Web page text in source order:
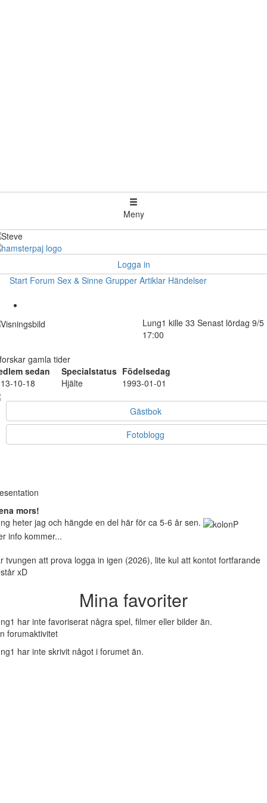
Meny
Logga in
Start Forum Sex & Sinne Grupper Artiklar Händelser
Lung1 kille 33 Senast lördag 9/5
17:00
gamla tider
sedan
Specialstatus Födelsedag
10-18
Hjälte 1993-01-01
Gästbok
Fotoblogg
mors!
heter jag och hängde en del här för ca 5-6 år sen.
info kommer...
tvungen att prova logga in igen (2026), lite kul att kontot fortfarande
xD
Mina favoriter
har inte favoriserat några spel, filmer eller bilder än.
forumaktivitet
har inte skrivit något i forumet än.